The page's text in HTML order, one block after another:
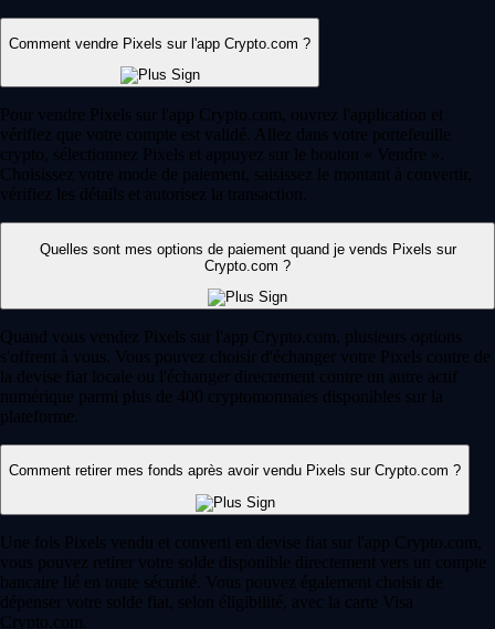
Comment vendre Pixels sur l'app Crypto.com ?
Pour vendre Pixels sur l'app Crypto.com, ouvrez l'application et
vérifiez que votre compte est validé. Allez dans votre portefeuille
crypto, sélectionnez Pixels et appuyez sur le bouton « Vendre ».
Choisissez votre mode de paiement, saisissez le montant à convertir,
vérifiez les détails et autorisez la transaction.
Quelles sont mes options de paiement quand je vends Pixels sur
Crypto.com ?
Quand vous vendez Pixels sur l'app Crypto.com, plusieurs options
s'offrent à vous. Vous pouvez choisir d'échanger votre Pixels contre de
la devise fiat locale ou l'échanger directement contre un autre actif
numérique parmi plus de 400 cryptomonnaies disponibles sur la
plateforme.
Comment retirer mes fonds après avoir vendu Pixels sur Crypto.com ?
Une fois Pixels vendu et converti en devise fiat sur l'app Crypto.com,
vous pouvez retirer votre solde disponible directement vers un compte
bancaire lié en toute sécurité. Vous pouvez également choisir de
dépenser votre solde fiat, selon éligibilité, avec la carte Visa
Crypto.com.